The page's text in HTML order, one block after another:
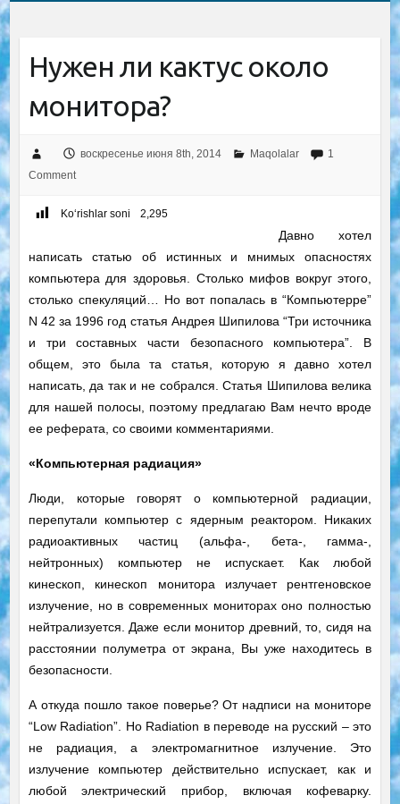
Нужен ли кактус около
монитора?
воскресенье июня 8th, 2014 Maqolalar
1
Comment
Ko‘rishlar soni 2,295
Давно хотел
написать статью об истинных и мнимых опасностях
компьютера для здоровья. Столько мифов вокруг этого,
столько спекуляций… Но вот попалась в “Компьютерре”
N 42 за 1996 год статья Андрея Шипилова “Три источника
и три составных части безопасного компьютера”. В
общем, это была та статья, которую я давно хотел
написать, да так и не собрался. Статья Шипилова велика
для нашей полосы, поэтому предлагаю Вам нечто вроде
ее реферата, со своими комментариями.
«Компьютерная радиация»
Люди, которые говорят о компьютерной радиации,
перепутали компьютер с ядерным реактором. Никаких
радиоактивных частиц (альфа-, бета-, гамма-,
нейтронных) компьютер не испускает. Как любой
кинескоп, кинескоп монитора излучает рентгеновское
излучение, но в современных мониторах оно полностью
нейтрализуется. Даже если монитор древний, то, сидя на
расстоянии полуметра от экрана, Вы уже находитесь в
безопасности.
А откуда пошло такое поверье? От надписи на мониторе
“Low Radiation”. Но Radiation в переводе на русский – это
не радиация, а электромагнитное излучение. Это
излучение компьютер действительно испускает, как и
любой электрический прибор, включая кофеварку.